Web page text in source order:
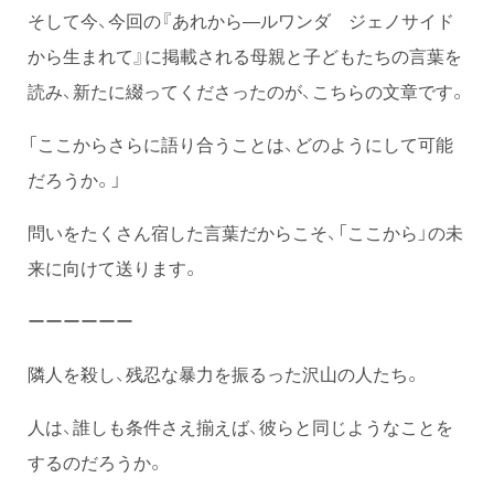
そして今、今回の『あれから—ルワンダ ジェノサイド
から生まれて』に掲載される母親と子どもたちの言葉を
読み、新たに綴ってくださったのが、こちらの文章です。
「ここからさらに語り合うことは、どのようにして可能
だろうか。」
問いをたくさん宿した言葉だからこそ、「ここから」の未
来に向けて送ります。
ーーーーーー
隣人を殺し、残忍な暴力を振るった沢山の人たち。
人は、誰しも条件さえ揃えば、彼らと同じようなことを
するのだろうか。